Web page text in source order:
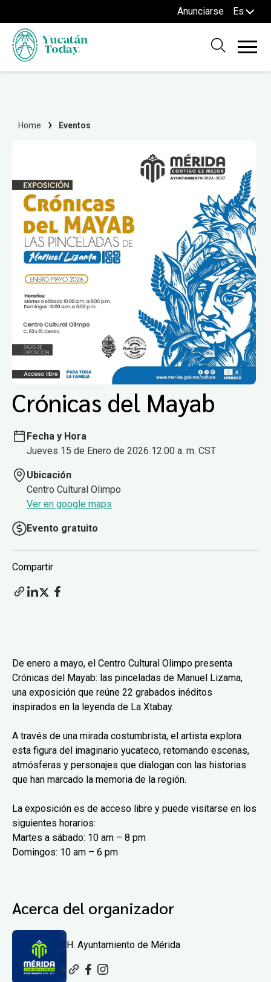
Anunciarse Es
Home Eventos
Crónicas del Mayab
Fecha y Hora
Jueves 15 de Enero de 2026 12:00 a. m. CST
Ubicación
Centro Cultural Olimpo
Ver en google maps
Evento gratuito
Compartir
De enero a mayo, el Centro Cultural Olimpo presenta
Crónicas del Mayab: las pinceladas de Manuel Lizama,
una exposición que reúne 22 grabados inéditos
inspirados en la leyenda de La Xtabay.
A través de una mirada costumbrista, el artista explora
esta figura del imaginario yucateco, retomando escenas,
atmósferas y personajes que dialogan con las historias
que han marcado la memoria de la región.
La exposición es de acceso libre y puede visitarse en los
siguientes horarios:
Martes a sábado: 10 am – 8 pm
Domingos: 10 am – 6 pm
Acerca del organizador
H. Ayuntamiento de Mérida